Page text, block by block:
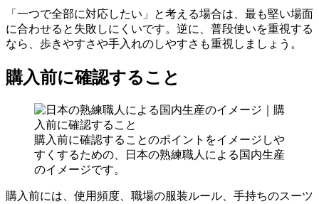
「一つで全部に対応したい」と考える場合は、最も堅い場面
に合わせると失敗しにくいです。逆に、普段使いを重視する
なら、歩きやすさや手入れのしやすさも重視しましょう。
購入前に確認すること
購入前に確認することのポイントをイメージしや
すくするための、日本の熟練職人による国内生産
のイメージです。
購入前には、使用頻度、職場の服装ルール、手持ちのスーツ